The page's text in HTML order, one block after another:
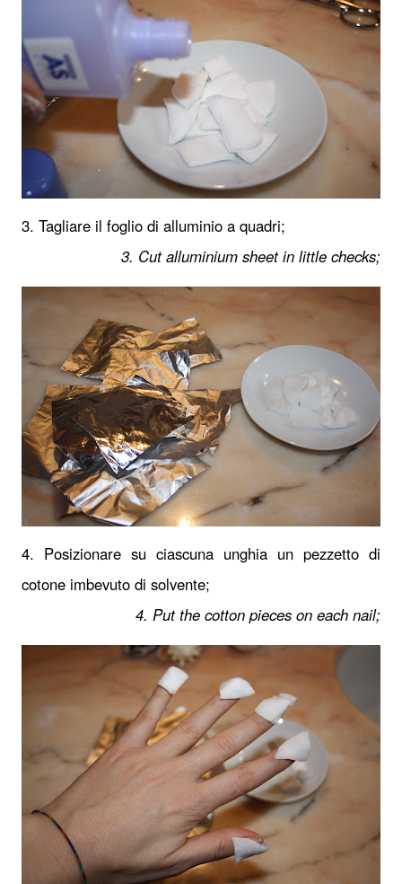
3. Tagliare il foglio di alluminio a quadri;
3. Cut alluminium sheet in little checks;
4. Posizionare su ciascuna unghia un pezzetto di
cotone imbevuto di solvente;
4. Put the cotton pieces on each nail;